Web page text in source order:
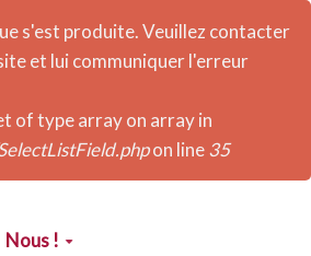
s'est produite. Veuillez contacter
et lui communiquer l'erreur
of type array on array in
on line35
Nous !